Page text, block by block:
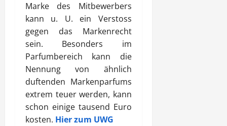
Marke des Mitbewerbers
kann u. U. ein Verstoss
gegen das Markenrecht
sein. Besonders im
Parfumbereich kann die
Nennung von ähnlich
duftenden Markenparfums
extrem teuer werden, kann
schon einige tausend Euro
kosten. Hier zum UWG